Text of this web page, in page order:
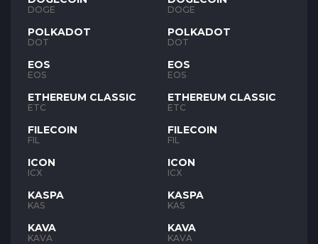
DOGE
POLKADOT
DOT
EOS
EOS
ETHEREUM CLASSIC
ETC
FILECOIN
FIL
ICON
ICX
KASPA
KAS
KAVA
KAVA
DOGE
POLKADOT
DOT
EOS
EOS
ETHEREUM CLASSIC
ETC
FILECOIN
FIL
ICON
ICX
KASPA
KAS
KAVA
KAVA